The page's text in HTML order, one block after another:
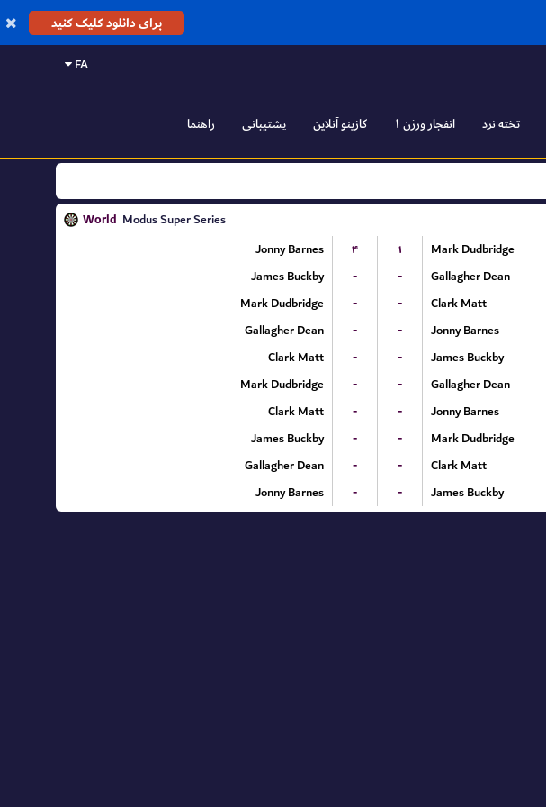
برای دانلود کلیک کنید
FA
تخته نرد انفجار ورژن ۱ کازینو آنلاین پشتیبانی راهنما
World Modus Super Series
Jonny Barnes
۴ ۱ Mark Dudbridge
James Buckby
- - Gallagher Dean
Mark Dudbridge
- - Clark Matt
Gallagher Dean
- - Jonny Barnes
Clark Matt
- - James Buckby
Mark Dudbridge
- - Gallagher Dean
Clark Matt
- - Jonny Barnes
James Buckby
- - Mark Dudbridge
Gallagher Dean
- - Clark Matt
Jonny Barnes
- - James Buckby